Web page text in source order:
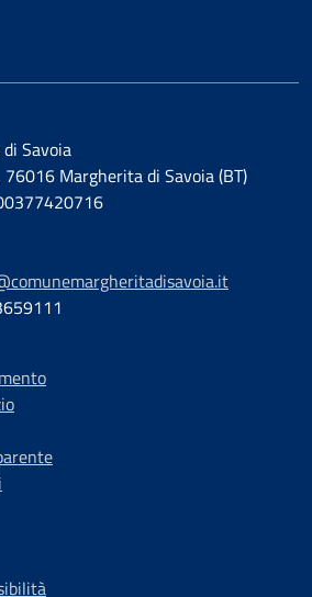
Savoia
Margherita di Savoia (BT)